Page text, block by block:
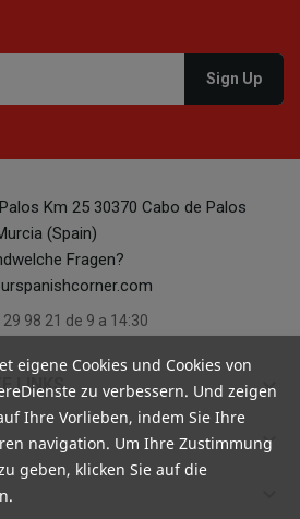
Km 25 30370 Cabo de Palos
(Spain)
Fragen?
98 21 de 9 a 14:30
LINKS keyboard_arrow_down
keyboard_arrow_down
eigene Cookies und Cookies von
zu verbessern. Und zeigen
Ihre Vorlieben, indem Sie Ihre
navigation. Um Ihre Zustimmung
geben, klicken Sie auf die